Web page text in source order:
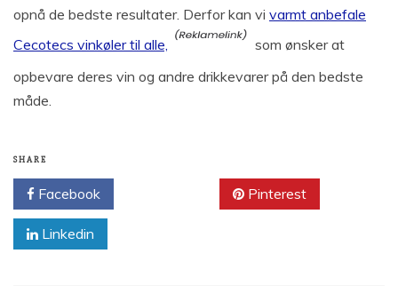
opnå de bedste resultater. Derfor kan vi varmt anbefale
Cecotecs vinkøler til alle,
som ønsker at
opbevare deres vin og andre drikkevarer på den bedste
måde.
SHARE
Facebook Pinterest
Linkedin